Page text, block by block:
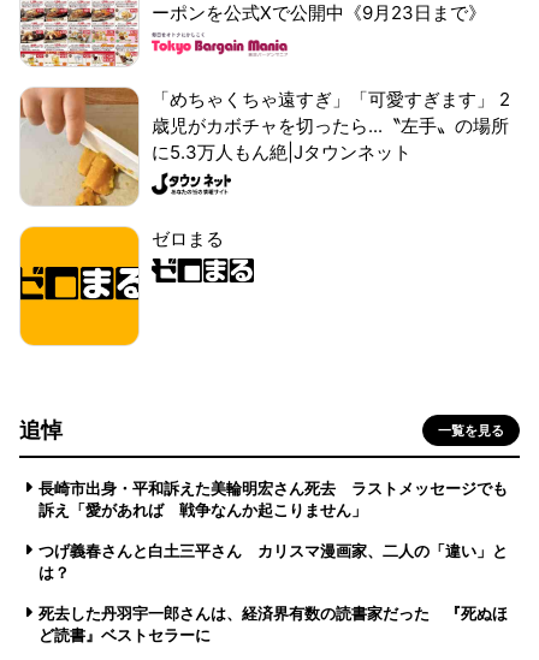
ーポンを公式Xで公開中《9月23日まで》
「めちゃくちゃ遠すぎ」「可愛すぎます」 2
歳児がカボチャを切ったら...〝左手〟の場所
に5.3万人もん絶|Jタウンネット
ゼロまる
追悼 一覧を見る
長崎市出身・平和訴えた美輪明宏さん死去 ラストメッセージでも
訴え「愛があれば 戦争なんか起こりません」
つげ義春さんと白土三平さん カリスマ漫画家、二人の「違い」と
は？
死去した丹羽宇一郎さんは、経済界有数の読書家だった 『死ぬほ
ど読書』ベストセラーに